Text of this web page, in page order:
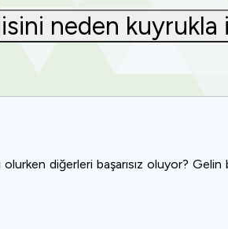
neden kuyrukla
diğerleri başarısız oluyor?